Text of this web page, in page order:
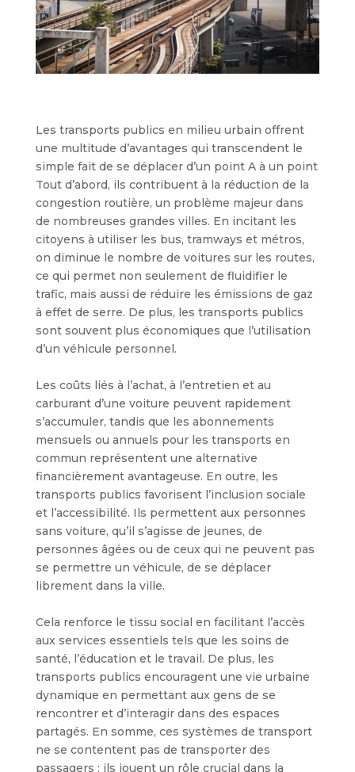
Les transports publics en milieu urbain offrent
une multitude d’avantages qui transcendent le
simple fait de se déplacer d’un point A à un point
Tout d’abord, ils contribuent à la réduction de la
congestion routière, un problème majeur dans
de nombreuses grandes villes. En incitant les
citoyens à utiliser les bus, tramways et métros,
on diminue le nombre de voitures sur les routes,
ce qui permet non seulement de fluidifier le
trafic, mais aussi de réduire les émissions de gaz
à effet de serre. De plus, les transports publics
sont souvent plus économiques que l’utilisation
d’un véhicule personnel.
Les coûts liés à l’achat, à l’entretien et au
carburant d’une voiture peuvent rapidement
s’accumuler, tandis que les abonnements
mensuels ou annuels pour les transports en
commun représentent une alternative
financièrement avantageuse. En outre, les
transports publics favorisent l’inclusion sociale
et l’accessibilité. Ils permettent aux personnes
sans voiture, qu’il s’agisse de jeunes, de
personnes âgées ou de ceux qui ne peuvent pas
se permettre un véhicule, de se déplacer
librement dans la ville.
Cela renforce le tissu social en facilitant l’accès
aux services essentiels tels que les soins de
santé, l’éducation et le travail. De plus, les
transports publics encouragent une vie urbaine
dynamique en permettant aux gens de se
rencontrer et d’interagir dans des espaces
partagés. En somme, ces systèmes de transport
ne se contentent pas de transporter des
passagers ; ils jouent un rôle crucial dans la